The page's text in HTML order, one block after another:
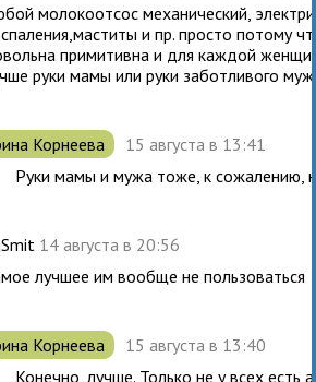
молокоотсос механический,
и пр. просто потому
примитивна и для каждой
руки мамы или руки заботливого
Корнеева
15 августа в 13:41
Руки мамы и мужа тоже, к сожалению,
14 августа в 20:56
лучшее им вообще не пользоваться
Корнеева
15 августа в 13:40
Конечно, лучше. Только не у всех есть